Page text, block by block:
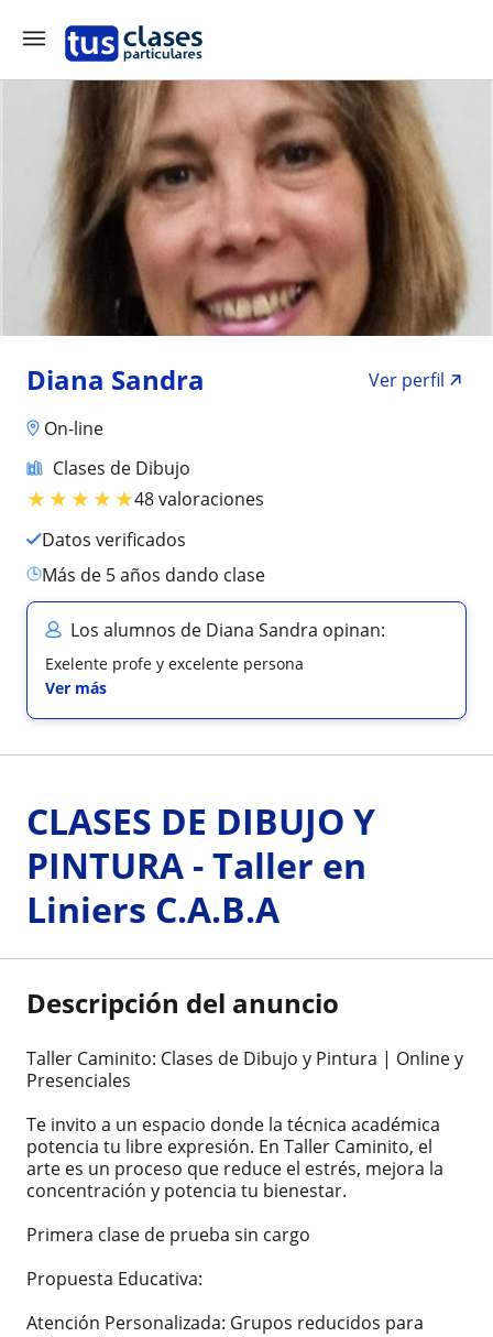
Diana Sandra
Ver perfil
On-line
Clases de Dibujo
★★★★★48 valoraciones
Datos verificados
más de 5 años dando clase
Los alumnos de Diana Sandra opinan:
Exelente profe y excelente persona
Ver más
CLASES DE DIBUJO Y
PINTURA - Taller en
Liniers C.A.B.A
Descripción del anuncio
Taller Caminito: Clases de Dibujo y Pintura | Online y
Presenciales
Te invito a un espacio donde la técnica académica
potencia tu libre expresión. En Taller Caminito, el
arte es un proceso que reduce el estrés, mejora la
concentración y potencia tu bienestar.
Primera clase de prueba sin cargo
Propuesta Educativa:
Atención Personalizada: Grupos reducidos para